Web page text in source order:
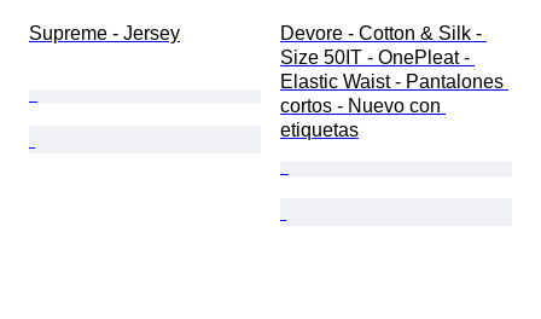
Supreme - Jersey
Devore - Cotton & Silk -
Size 50IT - OnePleat -
Elastic Waist - Pantalones
cortos - Nuevo con
etiquetas